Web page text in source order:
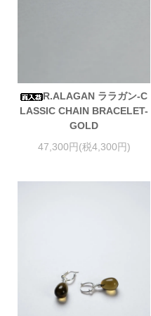
R.ALAGAN ララガン-C
LASSIC CHAIN BRACELET-
GOLD
47,300円(税4,300円)